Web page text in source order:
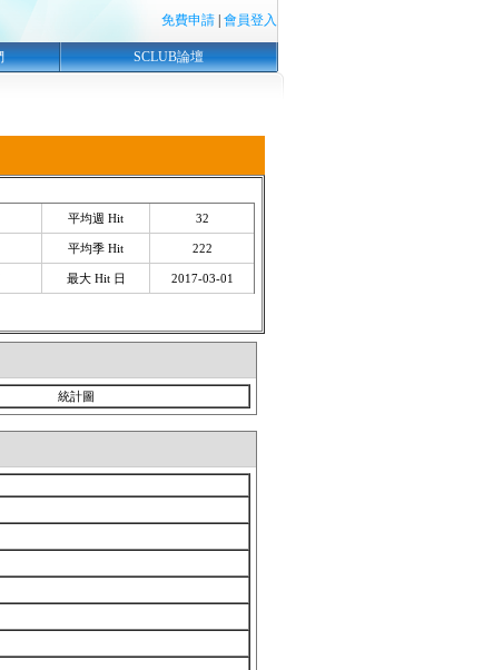
免費申請 會員登入
SCLUB論壇
平均週 Hit 32
平均季 Hit 222
最大 Hit 日 2017-03-01
統計圖